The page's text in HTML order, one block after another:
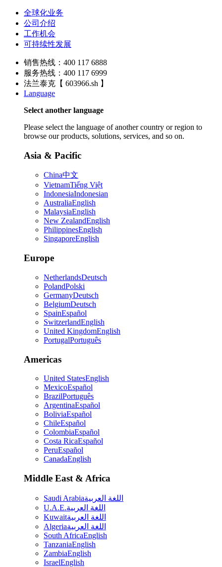
全球化业务
公司介绍
工作机会
可持续性发展
销售热线：400 117 6888
服务热线：400 117 6999
法兰泰克【 603966.sh 】
Language
Select another language
Please select the language of another country or region to
browse our products, solutions, services, and so on.
Asia & Pacific
China中文
VietnamTiếng Việt
IndonesiaIndonesian
AustraliaEnglish
MalaysiaEnglish
New ZealandEnglish
PhilippinesEnglish
SingaporeEnglish
Europe
NetherlandsDeutsch
PolandPolski
GermanyDeutsch
BelgiumDeutsch
SpainEspañol
SwitzerlandEnglish
United KingdomEnglish
PortugalPortuguês
Americas
United StatesEnglish
MexicoEspañol
BrazilPortuguês
ArgentinaEspañol
BoliviaEspañol
ChileEspañol
ColombiaEspañol
Costa RicaEspañol
PeruEspañol
CanadaEnglish
Middle East & Africa
Saudi Arabiaاللغة العربية
U.A.E.اللغة العربية
Kuwaitاللغة العربية
Algeriaاللغة العربية
South AfricaEnglish
TanzaniaEnglish
ZambiaEnglish
IsraelEnglish